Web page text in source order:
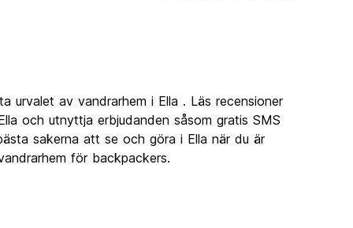
urvalet av vandrarhem i Ella . Läs recensioner
och utnyttja erbjudanden såsom gratis SMS
sakerna att se och göra i Ella när du är
för backpackers.